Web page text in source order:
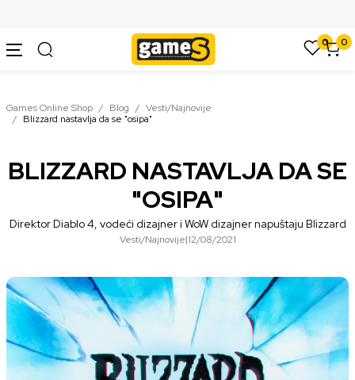
0 0
Games Online Shop Blog
Vesti/Najnovije
Blizzard nastavlja da se "osipa"
BLIZZARD NASTAVLJA DA SE
"OSIPA"
Direktor Diablo 4, vodeći dizajner i WoW dizajner napuštaju Blizzard
Vesti/Najnovije|12/08/2021